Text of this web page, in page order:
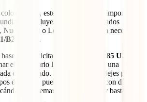
este es el punto más importante.
incluyes ciudades en Estados
Nueva York o Los Ángeles), vas a necesitar
B2
vigente.
para solicitar esta visa es de
185 USD
el formulario DS-160 y asistir a una
o consulado. Recuerda, no lo dejes para
de espera pueden ser largos, y con dicho
la demanda va a aumentar bastante.